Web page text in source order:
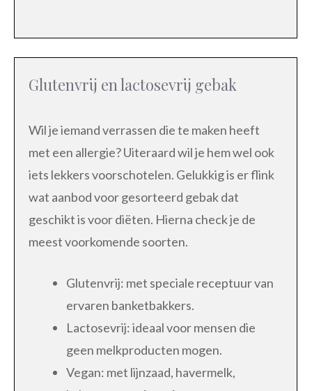
Glutenvrij en lactosevrij gebak
Wil je iemand verrassen die te maken heeft
met een allergie? Uiteraard wil je hem wel ook
iets lekkers voorschotelen. Gelukkig is er flink
wat aanbod voor gesorteerd gebak dat
geschikt is voor diëten. Hierna check je de
meest voorkomende soorten.
Glutenvrij: met speciale receptuur van
ervaren banketbakkers.
Lactosevrij: ideaal voor mensen die
geen melkproducten mogen.
Vegan: met lijnzaad, havermelk,